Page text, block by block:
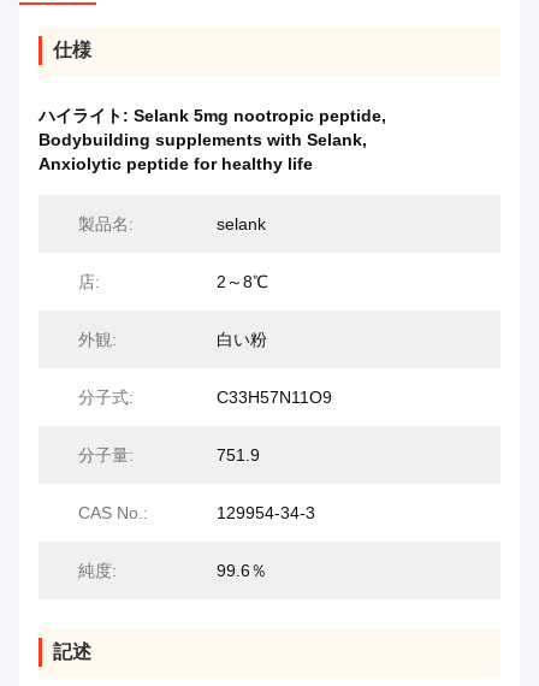
仕様
ハイライト: Selank 5mg nootropic peptide,
Bodybuilding supplements with Selank,
Anxiolytic peptide for healthy life
製品名: selank
店: 2～8℃
外観: 白い粉
分子式: C33H57N11O9
分子量: 751.9
CAS No.: 129954-34-3
純度: 99.6％
記述